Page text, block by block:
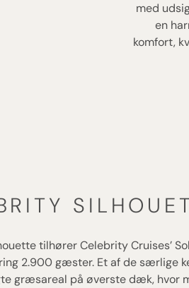
med
en
komfort,
tilhører Celebrity Cruises’
2.900 gæster. Et af de særlige
græsareal på øverste dæk, hvor